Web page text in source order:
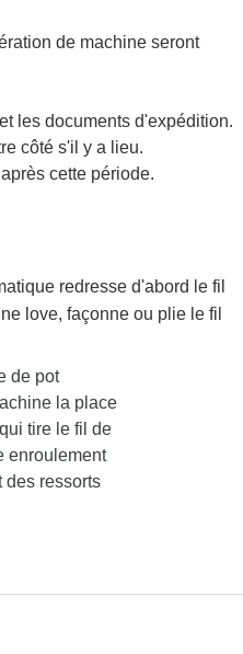
de machine seront
les documents d'expédition.
côté s'il y a lieu.
cette période.
redresse d'abord le fil
love, façonne ou plie le fil
de pot
la place
tire le fil de
enroulement
des ressorts